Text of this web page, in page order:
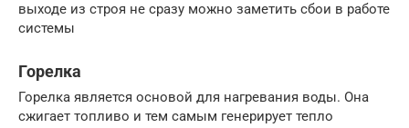
выходе из строя не сразу можно заметить сбои в работе
системы
Горелка
Горелка является основой для нагревания воды. Она
сжигает топливо и тем самым генерирует тепло